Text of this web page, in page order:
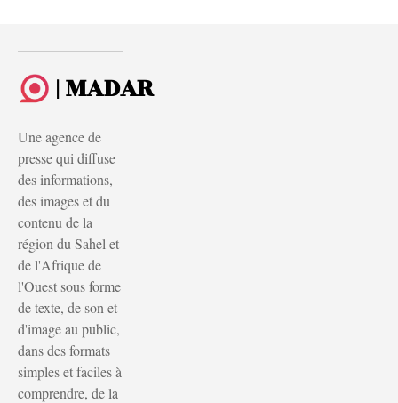
| MADAR
Une agence de
presse qui diffuse
des informations,
des images et du
contenu de la
région du Sahel et
de l'Afrique de
l'Ouest sous forme
de texte, de son et
d'image au public,
dans des formats
simples et faciles à
comprendre, de la